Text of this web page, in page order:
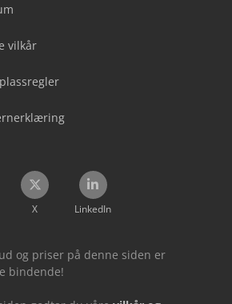
vilkår
X LinkedIn
og priser på denne siden er
bindende!